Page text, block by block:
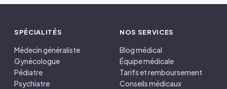
SPÉCIALITÉS
Médecin généraliste
Gynécologue
Pédiatre
Psychiatre
NOS SERVICES
Blog médical
Équipe médicale
Tarifs et remboursement
Conseils médicaux